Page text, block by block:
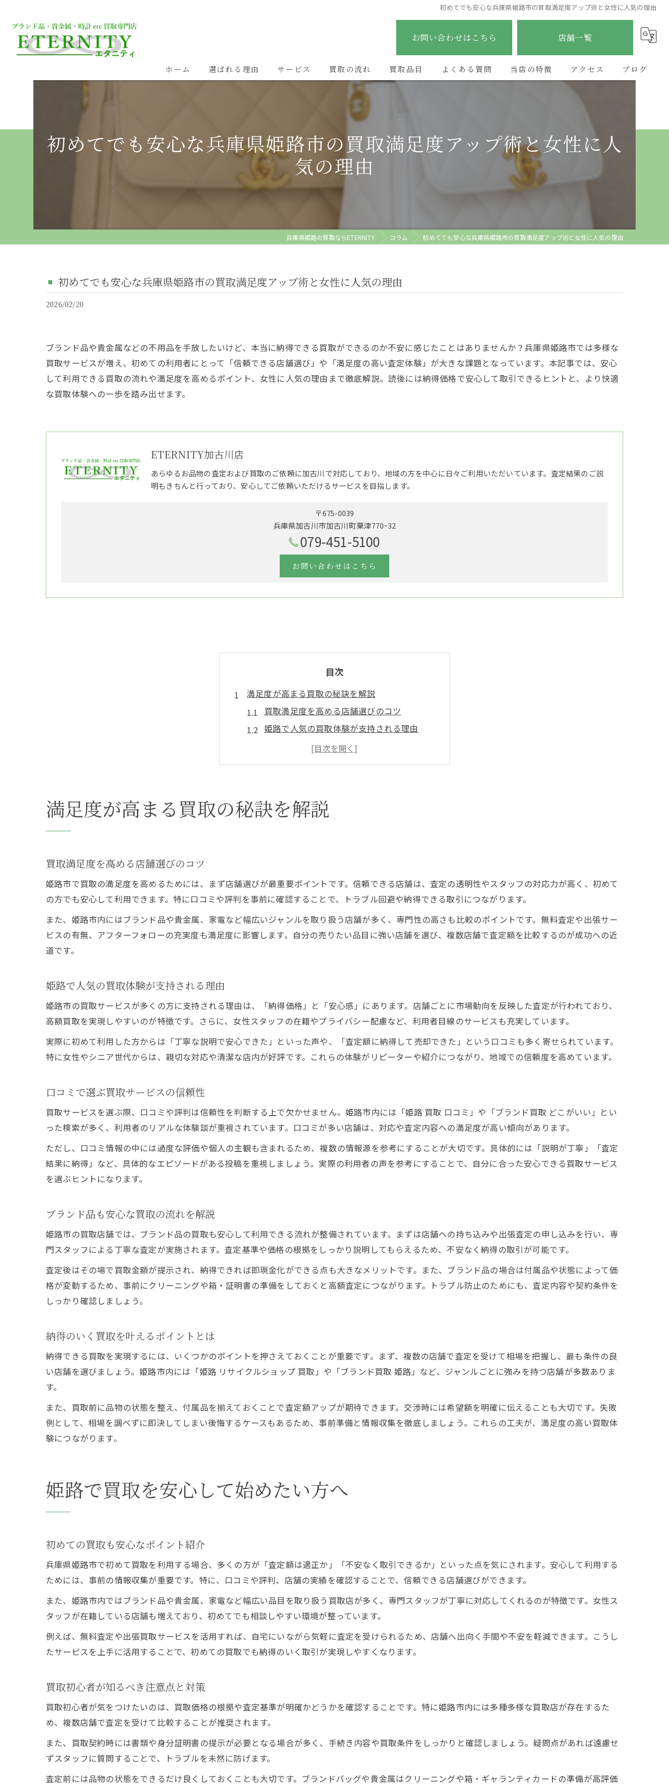
初めてでも安心な兵庫県姫路市の買取満足度アップ術と女性に人気の理由
お問い合わせはこちら 店舗一覧
ホーム 選ばれる理由 サービス 買取の流れ 買取品目 よくある質問 当店の特徴
時計
金
アクセス
ETERNITY太子店
ETERNITY野里店
ETERNITY加古川店
ブログ
初めてでも安心な兵庫県姫路市の買取満足度アップ術と女性に人
気の理由
兵庫県姫路の買取ならETERNITY コラム 初めてでも安心な兵庫県姫路市の買取満足度アップ術と女性に人気の理由
初めてでも安心な兵庫県姫路市の買取満足度アップ術と女性に人気の理由
2026/02/20
ブランド品や貴金属などの不用品を手放したいけど、本当に納得できる買取ができるのか不安に感じたことはありませんか？兵庫県姫路市では多様な
買取サービスが増え、初めての利用者にとって「信頼できる店舗選び」や「満足度の高い査定体験」が大きな課題となっています。本記事では、安心
して利用できる買取の流れや満足度を高めるポイント、女性に人気の理由まで徹底解説。読後には納得価格で安心して取引できるヒントと、より快適
な買取体験への一歩を踏み出せます。
ETERNITY加古川店
あらゆるお品物の査定および買取のご依頼に加古川で対応しており、地域の方を中心に日々ご利用いただいています。査定結果のご説
明もきちんと行っており、安心してご依頼いただけるサービスを目指します。
〒675-0039
兵庫県加古川市加古川町粟津770−32
079-451-5100
お問い合わせはこちら
目次
満足度が高まる買取の秘訣を解説
買取満足度を高める店舗選びのコツ
姫路で人気の買取体験が支持される理由
口コミで選ぶ買取サービスの信頼性
ブランド品も安心な買取の流れを解説
姫路で買取を安心して始めたい方へ
初めての買取も安心なポイント紹介
高評価の買取店を見分ける方法
女性が納得する買取体験のポイント
女性視点で選ぶ買取満足度の高い店
親切な接客が魅力の買取店の特徴
口コミが鍵になる買取満足の理由
買取口コミが満足度を左右する理由
信頼できる買取店を口コミで見分ける
口コミ評価が高い買取サービスの特徴
初めてでも満足できる買取の流れ
買取の流れと満足度アップの秘訣
初めての買取でも安心なステップ解説
スムーズな買取を実現するポイント
ブランド買取で満足度を高めるコツ
損しない買取店の選び方と注意点
姫路で人気のブランド買取事情
口コミで選ぶ信頼のブランド買取店
満足度が高まる買取の秘訣を解説
買取満足度を高める店舗選びのコツ
姫路市で買取の満足度を高めるためには、まず店舗選びが最重要ポイントです。信頼できる店舗は、査定の透明性やスタッフの対応力が高く、初めて
の方でも安心して利用できます。特に口コミや評判を事前に確認することで、トラブル回避や納得できる取引につながります。
また、姫路市内にはブランド品や貴金属、家電など幅広いジャンルを取り扱う店舗が多く、専門性の高さも比較のポイントです。無料査定や出張サー
ビスの有無、アフターフォローの充実度も満足度に影響します。自分の売りたい品目に強い店舗を選び、複数店舗で査定額を比較するのが成功への近
道です。
姫路で人気の買取体験が支持される理由
姫路市の買取サービスが多くの方に支持される理由は、「納得価格」と「安心感」にあります。店舗ごとに市場動向を反映した査定が行われており、
高額買取を実現しやすいのが特徴です。さらに、女性スタッフの在籍やプライバシー配慮など、利用者目線のサービスも充実しています。
実際に初めて利用した方からは「丁寧な説明で安心できた」といった声や、「査定額に納得して売却できた」という口コミも多く寄せられています。
特に女性やシニア世代からは、親切な対応や清潔な店内が好評です。これらの体験がリピーターや紹介につながり、地域での信頼度を高めています。
口コミで選ぶ買取サービスの信頼性
買取サービスを選ぶ際、口コミや評判は信頼性を判断する上で欠かせません。姫路市内には「姫路 買取 口コミ」や「ブランド買取 どこがいい」とい
った検索が多く、利用者のリアルな体験談が重視されています。口コミが多い店舗は、対応や査定内容への満足度が高い傾向があります。
ただし、口コミ情報の中には過度な評価や個人の主観も含まれるため、複数の情報源を参考にすることが大切です。具体的には「説明が丁寧」「査定
結果に納得」など、具体的なエピソードがある投稿を重視しましょう。実際の利用者の声を参考にすることで、自分に合った安心できる買取サービス
を選ぶヒントになります。
ブランド品も安心な買取の流れを解説
姫路市の買取店舗では、ブランド品の買取も安心して利用できる流れが整備されています。まずは店舗への持ち込みや出張査定の申し込みを行い、専
門スタッフによる丁寧な査定が実施されます。査定基準や価格の根拠をしっかり説明してもらえるため、不安なく納得の取引が可能です。
査定後はその場で買取金額が提示され、納得できれば即現金化ができる点も大きなメリットです。また、ブランド品の場合は付属品や状態によって価
格が変動するため、事前にクリーニングや箱・証明書の準備をしておくと高額査定につながります。トラブル防止のためにも、査定内容や契約条件を
しっかり確認しましょう。
納得のいく買取を叶えるポイントとは
納得できる買取を実現するには、いくつかのポイントを押さえておくことが重要です。まず、複数の店舗で査定を受けて相場を把握し、最も条件の良
い店舗を選びましょう。姫路市内には「姫路 リサイクルショップ 買取」や「ブランド買取 姫路」など、ジャンルごとに強みを持つ店舗が多数ありま
す。
また、買取前に品物の状態を整え、付属品を揃えておくことで査定額アップが期待できます。交渉時には希望額を明確に伝えることも大切です。失敗
例として、相場を調べずに即決してしまい後悔するケースもあるため、事前準備と情報収集を徹底しましょう。これらの工夫が、満足度の高い買取体
験につながります。
姫路で買取を安心して始めたい方へ
初めての買取も安心なポイント紹介
兵庫県姫路市で初めて買取を利用する場合、多くの方が「査定額は適正か」「不安なく取引できるか」といった点を気にされます。安心して利用する
ためには、事前の情報収集が重要です。特に、口コミや評判、店舗の実績を確認することで、信頼できる店舗選びができます。
また、姫路市内ではブランド品や貴金属、家電など幅広い品目を取り扱う買取店が多く、専門スタッフが丁寧に対応してくれるのが特徴です。女性ス
タッフが在籍している店舗も増えており、初めてでも相談しやすい環境が整っています。
例えば、無料査定や出張買取サービスを活用すれば、自宅にいながら気軽に査定を受けられるため、店舗へ出向く手間や不安を軽減できます。こうし
たサービスを上手に活用することで、初めての買取でも納得のいく取引が実現しやすくなります。
買取初心者が知るべき注意点と対策
買取初心者が気をつけたいのは、買取価格の根拠や査定基準が明確かどうかを確認することです。特に姫路市内には多種多様な買取店が存在するた
め、複数店舗で査定を受けて比較することが推奨されます。
また、買取契約時には書類や身分証明書の提示が必要となる場合が多く、手続き内容や買取条件をしっかりと確認しましょう。疑問点があれば遠慮せ
ずスタッフに質問することで、トラブルを未然に防げます。
査定前には品物の状態をできるだけ良くしておくことも大切です。ブランドバッグや貴金属はクリーニングや箱・ギャランティカードの準備が高評価